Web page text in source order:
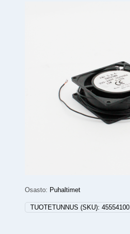
Osasto: Puhaltimet
TUOTETUNNUS (SKU): 45554100